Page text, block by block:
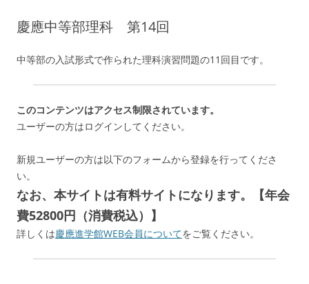
慶應中等部理科 第14回
中等部の入試形式で作られた理科演習問題の11回目です。
このコンテンツはアクセス制限されています。
ユーザーの方はログインしてください。
新規ユーザーの方は以下のフォームから登録を行ってくださ
い。
なお、本サイトは有料サイトになります。【年会
費52800円（消費税込）】
詳しくは慶應進学館WEB会員についてをご覧ください。